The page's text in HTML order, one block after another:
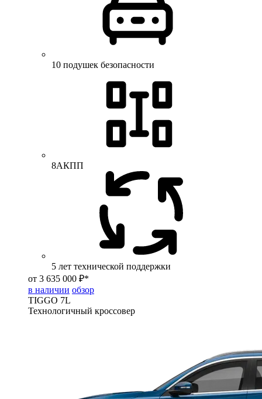
10 подушек безопасности
8АКПП
5 лет технической поддержки
от 3 635 000 ₽*
в наличии обзор
TIGGO 7L
Технологичный кроссовер